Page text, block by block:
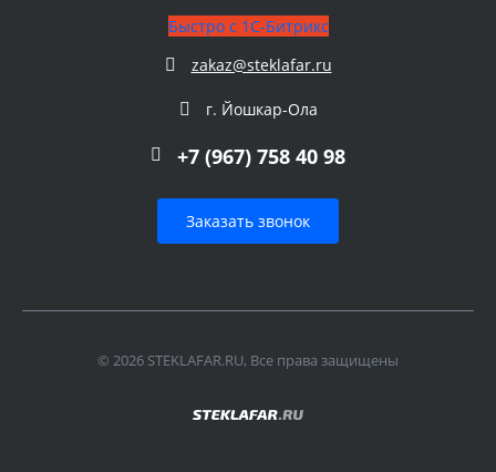
Быстро с 1С-Битрикс
zakaz@steklafar.ru
г. Йошкар-Ола
+7 (967) 758 40 98
Заказать звонок
© 2026 STEKLAFAR.RU, Все права защищены